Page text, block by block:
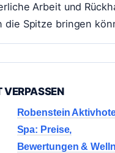
Arbeit und
die Spitze bringen
VERPASSEN
Robenstein
Spa: Preise,
Bewertungen &